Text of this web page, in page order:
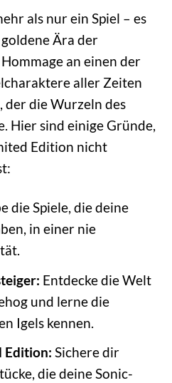
als nur ein Spiel – es
Ära der
an einen der
aller Zeiten
der die Wurzeln des
Hier sind einige Gründe,
Edition nicht
die Spiele, die deine
in einer nie
Entdecke die Welt
und lerne die
Igels kennen.
Edition: Sichere dir
die deine Sonic-